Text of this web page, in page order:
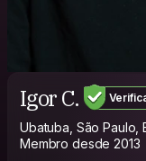
Igor C.
Ubatuba, São Paulo,
Membro desde 2013